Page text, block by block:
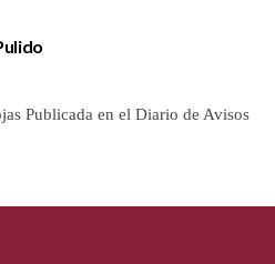
Publicada en el Diario de Avisos